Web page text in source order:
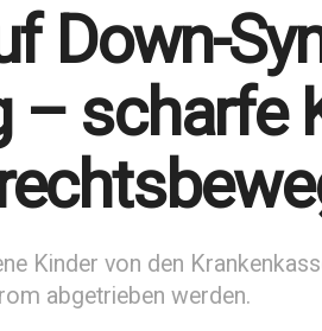
Down-
– scharfe
Kinder von den
abgetrieben werden.